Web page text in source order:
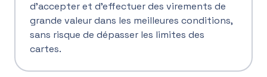
d’accepter et d’effectuer des virements de
grande valeur dans les meilleures conditions,
sans risque de dépasser les limites des
cartes.